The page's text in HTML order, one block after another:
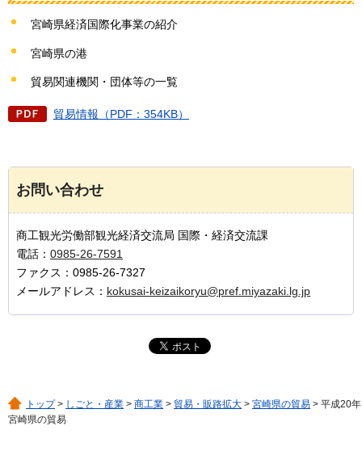
宮崎県経済国際化事業の紹介
宮崎県の港
貿易関連機関・団体等の一覧
貿易情報（PDF：354KB）
お問い合わせ
商工観光労働部観光経済交流局 国際・経済交流課
電話： 0985-26-7591
ファクス：0985-26-7327
メールアドレス： kokusai-keizaikoryu@pref.miyazaki.lg.jp
トップ> しごと・産業 > 商工業 > 貿易・販路拡大 > 宮崎県の貿易 > 平成20年
宮崎県の貿易